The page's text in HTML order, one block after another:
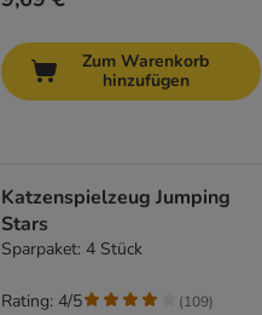
Zum Warenkorb
hinzufügen
Katzenspielzeug Jumping
Stars
Sparpaket: 4 Stück
Rating: 4/5 (109)